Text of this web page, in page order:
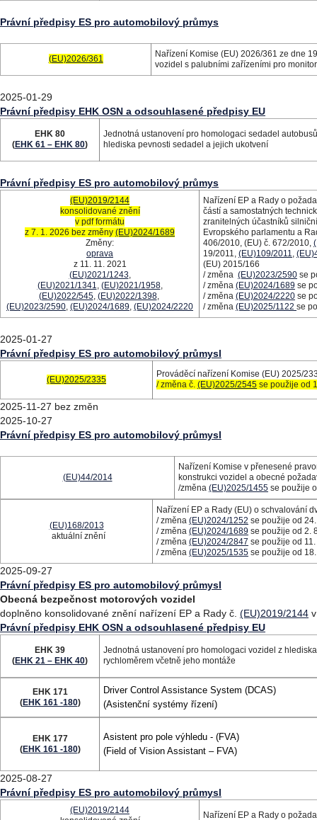
Právní předpisy ES pro automobilový průmys
(EU)2026/361
Nařízení Komise (EU) 2026/361 ze dne
vozidel s palubními zařízeními pro
2025-01-29
Právní předpisy EHK OSN a odsouhlasené předpisy EU
EHK 80
(EHK 61 – EHK 80)
Jednotná ustanovení pro homologaci sedadel
hlediska pevnosti sedadel a jejich ukotvení
Právní předpisy ES pro automobilový průmys
(EU)2019/2144
konsolidované znění
v pdf formátu
z 7. 1. 2026 bez změny (EU)2024/1689
Změny:
oprava
z 11. 11. 2021
(EU)2021/1243,
(EU)2021/1341, (EU)2021/1958,
(EU)2022/545, (EU)2022/1398,
(EU)2023/2590, (EU)2024/1689, (EU)2024/2220
Nařízení EP a Rady o
částí a samostatných
zranitelných účastníků
Evropského parlamentu a
406/2010, (EU) č. 672/2010,
19/2011, (EU)109/2011,
(EU) 2015/166
/ změna (EU)2023/2590 se
/ změna (EU)2024/1689 se
/ změna (EU)2024/2220 se
/ změna (EU)2025/1122 se
2025-01-27
Právní předpisy ES pro automobilový průmysl
(EU)2025/2335
Prováděcí nařízení Komise (EU) 2025/
/ změna č. (EU)2025/2545 se použije od
2025-11-27 bez změn
2025-10-27
Právní předpisy ES pro automobilový průmysl
(EU)44/2014
Nařízení Komise v přenesené
konstrukci vozidel a obecné
/změna (EU)2025/1455 se použije
(EU)168/2013
aktuální znění
Nařízení EP a Rady (EU) o schvalování
/ změna (EU)2024/1252 se použije od
/ změna (EU)2024/1689 se použije od 2.
/ změna (EU)2024/2847 se použije od
/ změna (EU)2025/1535 se použije od
2025-09-27
Právní předpisy ES pro automobilový průmysl
Obecná bezpečnost motorových vozidel
doplněno konsolidované znění nařízení EP a Rady č. (EU)2019/2144
Právní předpisy EHK OSN a odsouhlasené předpisy EU
EHK 39
(EHK 21 – EHK 40)
Jednotná ustanovení pro homologaci vozidel z
rychloměrem včetně jeho montáže
EHK 171
(EHK 161 -180)
Driver Control Assistance System (DCAS)
(Asistenční systémy řízení)
EHK 177
(EHK 161 -180)
Asistent pro pole výhledu - (FVA)
(Field of Vision Assistant – FVA)
2025-08-27
Právní předpisy ES pro automobilový průmysl
(EU)2019/2144
Nařízení EP a Rady o